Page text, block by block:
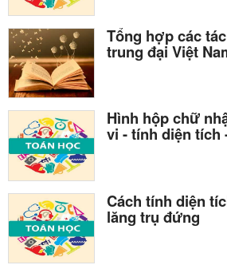
Tổng hợp các
trung đại Việt
Hình hộp chữ
vi - tính diện tích
Cách tính diện
lăng trụ đứng